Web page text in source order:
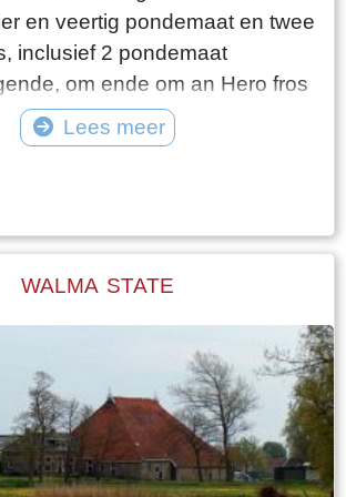
en veertig pondemaat en twee
inclusief 2 pondemaat
om ende om an Hero fros
Het weiland ligt vanaf de
de Mieddyk en het “hoijland” ligt
Tsjaerddyk om bij het land te
advertentie van 24 oktober
De Secretaris ADEMA, zal op
October 1787 ’s Na demiddags
Waapen van Sneek by de
verkopen Een uitmuntende
met de Huizinge, Schure,
Lees meer
WALMA STATE